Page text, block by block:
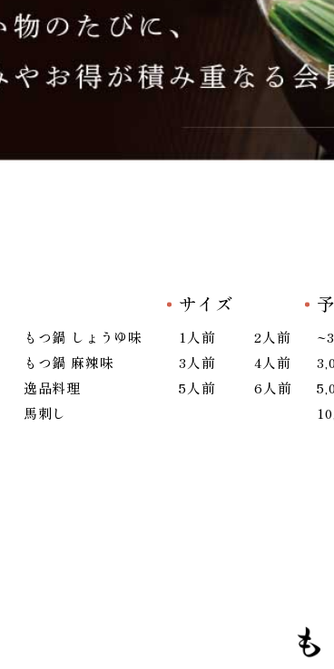
もつ鍋 しょうゆ味
もつ鍋 麻辣味
逸品料理
馬刺し
サイズ
1人前
2人前
3人前
4人前
5人前
6人前